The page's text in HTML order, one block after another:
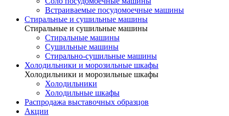
Встраиваемые посудомоечные машины
Стиральные и сушильные машины
Стиральные и сушильные машины
Стиральные машины
Сушильные машины
Стирально-сушильные машины
Холодильники и морозильные шкафы
Холодильники и морозильные шкафы
Холодильники
Холодильные шкафы
Распродажа выставочных образцов
Акции